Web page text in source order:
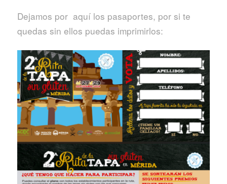
Dejamos por aquí los pasaportes, por si te
quedas sin ellos puedas imprimirlos: